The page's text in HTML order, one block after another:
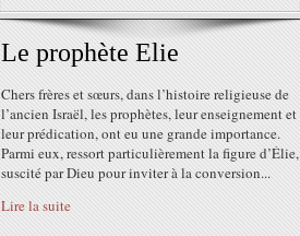
Le prophète Elie
Chers frères et sœurs, dans l’histoire religieuse de
l’ancien Israël, les prophètes, leur enseignement et
leur prédication, ont eu une grande importance.
Parmi eux, ressort particulièrement la figure d’Élie,
suscité par Dieu pour inviter à la conversion...
Lire la suite